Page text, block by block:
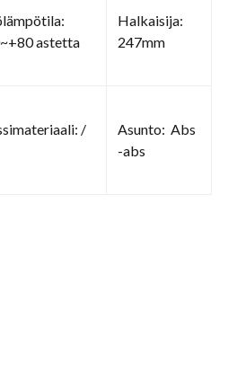
astetta
Halkaisija:
247mm
/
Asunto: Abs
-abs